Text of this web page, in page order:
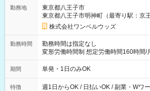
勤務地
東京都八王子市
東京都八王子市明神町（最寄り駅：京
株式会社ワンベルウッズ
勤務時間
勤務時間は指定なし
変形労働時間制 想定労働時間160時間/月 【シフト例】 ・8：
～21：00
期間 単発・1日のみOK
特徴
週1日からOK / 日払いOK / 副業・Wワ